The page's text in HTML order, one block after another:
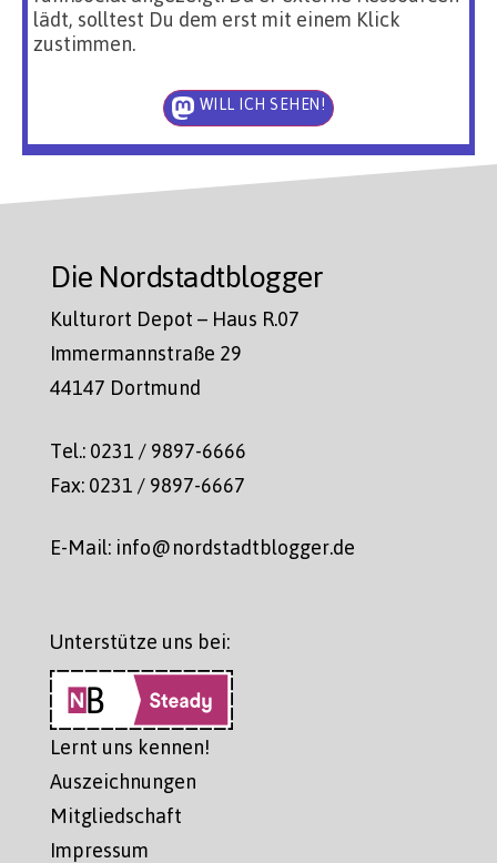
lädt, solltest Du dem erst mit einem Klick
zustimmen.
WILL ICH SEHEN!
Die Nordstadtblogger
Kulturort Depot – Haus R.07
Immermannstraße 29
44147 Dortmund
Tel.: 0231 / 9897-6666
Fax: 0231 / 9897-6667
E-Mail: info@nordstadtblogger.de
Unterstütze uns bei:
Lernt uns kennen!
Auszeichnungen
Mitgliedschaft
Impressum